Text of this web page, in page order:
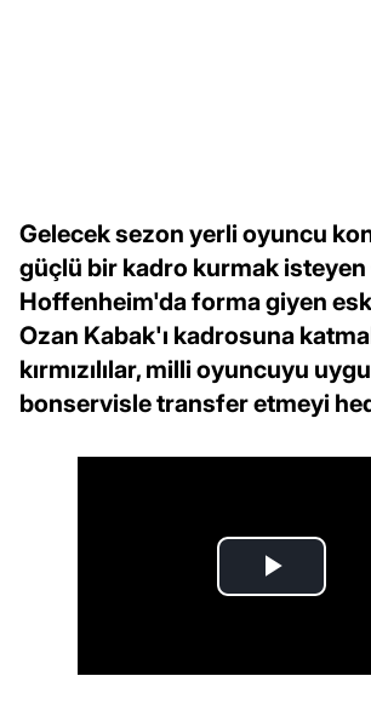
Gelecek sezon yerli oyuncu
güçlü bir kadro kurmak isteyen
Hoffenheim'da forma giyen
Ozan Kabak'ı kadrosuna
kırmızılılar, milli oyuncuyu
bonservisle transfer etmeyi